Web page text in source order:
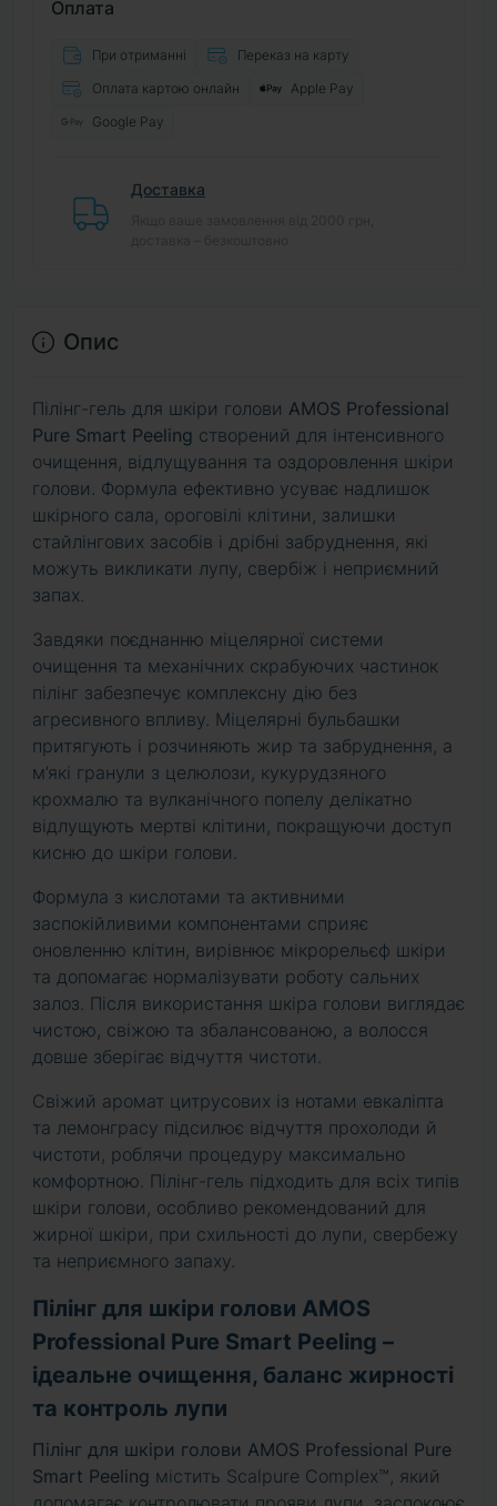
Оплата
При отриманні
Переказ на карту
Оплата картою онлайн
Apple Pay
Google Pay
Доставка
Опис
Пілінг-гель для шкіри голови AMOS Professional
Pure Smart Peeling створений для інтенсивного
очищення, відлущування та оздоровлення шкіри
голови. Формула ефективно усуває надлишок
шкірного сала, ороговілі клітини, залишки
стайлінгових засобів і дрібні забруднення, які
можуть викликати лупу, свербіж і неприємний
запах.
Завдяки поєднанню міцелярної системи
очищення та механічних скрабуючих частинок
пілінг забезпечує комплексну дію без
агресивного впливу. Міцелярні бульбашки
притягують і розчиняють жир та забруднення, а
м’які гранули з целюлози, кукурудзяного
крохмалю та вулканічного попелу делікатно
відлущують мертві клітини, покращуючи доступ
кисню до шкіри голови.
Формула з кислотами та активними
заспокійливими компонентами сприяє
оновленню клітин, вирівнює мікрорельєф шкіри
та допомагає нормалізувати роботу сальних
залоз. Після використання шкіра голови виглядає
чистою, свіжою та збалансованою, а волосся
довше зберігає відчуття чистоти.
Свіжий аромат цитрусових із нотами евкаліпта
та лемонграсу підсилює відчуття прохолоди й
чистоти, роблячи процедуру максимально
комфортною. Пілінг-гель підходить для всіх типів
шкіри голови, особливо рекомендований для
жирної шкіри, при схильності до лупи, свербежу
та неприємного запаху.
Пілінг для шкіри голови AMOS
Professional Pure Smart Peeling –
ідеальне очищення, баланс жирності
та контроль лупи
Пілінг для шкіри голови AMOS Professional Pure
Smart Peeling містить Scalpure Complex™, який